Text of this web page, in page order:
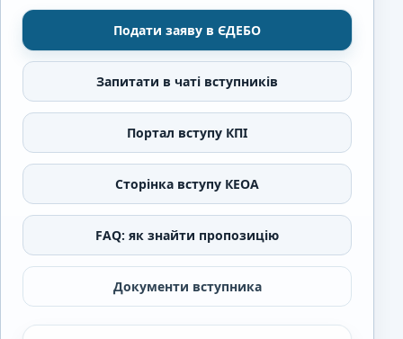
Подати заяву в ЄДЕБО
Запитати в чаті вступників
Портал вступу КПІ
Сторінка вступу КЕОА
FAQ: як знайти пропозицію
Документи вступника